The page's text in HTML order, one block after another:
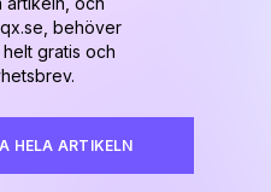
behöver
gratis och
HELA ARTIKELN